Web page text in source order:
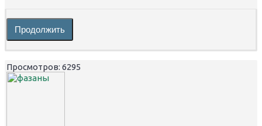
Продолжить
Просмотров: 6295